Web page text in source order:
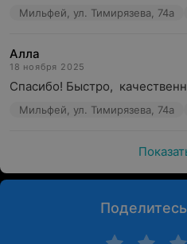
Мильфей, ул. Тимирязева, 74а
Алла
18 ноября 2025
Спасибо! Быстро,
Мильфей, ул. Тимирязева, 74а